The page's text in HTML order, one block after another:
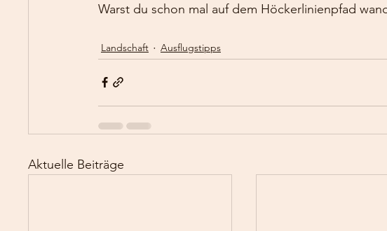
Warst du schon mal auf dem Höckerlinienpfad
Landschaft Ausflugstipps
Aktuelle Beiträge